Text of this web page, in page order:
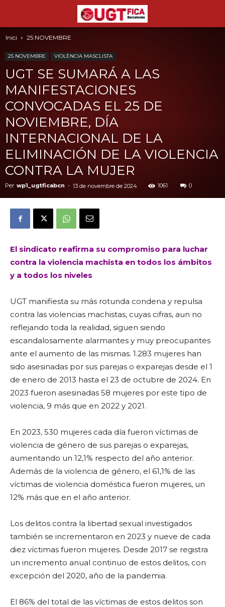
Inici 25 NOVEMBRE
25 NOVEMBRE VIOLÈNCIA MASCLISTA
UGT SE SUMARÁ A LAS
MANIFESTACIONES
CONVOCADAS EL 25 DE
NOVIEMBRE, DÍA
INTERNACIONAL DE LA
ELIMINACIÓN DE LA VIOLENCIA
CONTRA LA MUJER
Per wp1_ugtficabcn - 13 de novembre de 2024 1061 0
El sindicato reafirma su compromiso para luchar
contra la violencia machista en todos los ámbitos
y a todos los niveles
UGT manifiesta su más rotunda condena y repulsa
contra las violencias machistas, cuyas cifras, aun no
reflejando toda la realidad, siguen siendo
escandalosamente alarmantes y muy preocupantes
ante el aumento de las mismas. 1.283 mujeres han
sido asesinadas por sus parejas o exparejas desde el 1
de enero de 2013 hasta el 23 de octubre de 2024. En
2023 fueron asesinadas 58 mujeres por este tipo de
violencia, 9 más que en 2022 y 2021.
En 2023, 530 mujeres cada día fueron víctimas de
violencia de género de sus parejas o exparejas,
aumentando un 12,1% respecto del año anterior.
Además de la violencia de género, el 61,1% de las
víctimas de violencia doméstica fueron mujeres, un
12% más que en el año anterior.
Los delitos contra la libertad sexual investigados
también se incrementaron en 2023 y nueve de cada
diez víctimas fueron mujeres. Desde 2017 se registra
un incremento anual continuo de estos delitos, con
excepción del 2020, año de la pandemia.
El 86% del total de las víctimas de estos delitos son